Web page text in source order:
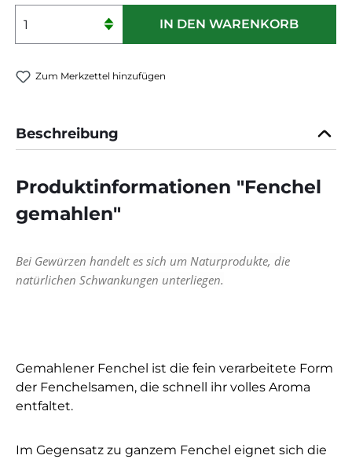
Produkt Anzahl: Gib den
IN DEN WARENKORB
Zum Merkzettel hinzufügen
Beschreibung
Produktinformationen "Fenchel
gemahlen"
Bei Gewürzen handelt es sich um Naturprodukte, die
natürlichen Schwankungen unterliegen.
Gemahlener Fenchel ist die fein verarbeitete Form
der Fenchelsamen, die schnell ihr volles Aroma
entfaltet.
Im Gegensatz zu ganzem Fenchel eignet sich die